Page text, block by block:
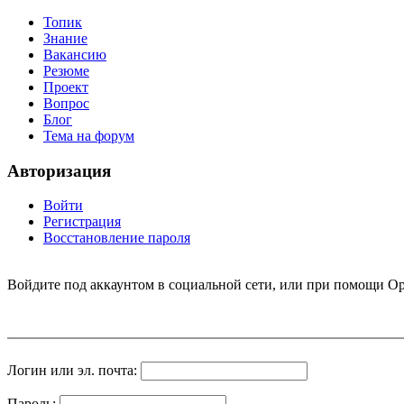
Топик
Знание
Вакансию
Резюме
Проект
Вопрос
Блог
Тема на форум
Авторизация
Войти
Регистрация
Восстановление пароля
Войдите под аккаунтом в социальной сети, или при помощи
Логин или эл. почта: